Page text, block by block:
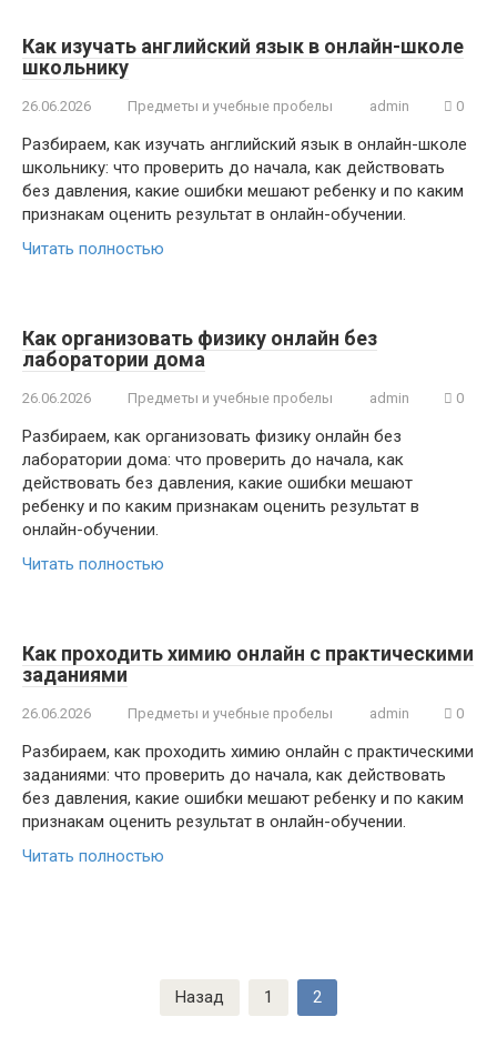
Как изучать английский язык в онлайн-школе
школьнику
26.06.2026 Предметы и учебные пробелы admin 0
Разбираем, как изучать английский язык в онлайн-школе
школьнику: что проверить до начала, как действовать
без давления, какие ошибки мешают ребенку и по каким
признакам оценить результат в онлайн-обучении.
Читать полностью
Как организовать физику онлайн без
лаборатории дома
26.06.2026 Предметы и учебные пробелы admin 0
Разбираем, как организовать физику онлайн без
лаборатории дома: что проверить до начала, как
действовать без давления, какие ошибки мешают
ребенку и по каким признакам оценить результат в
онлайн-обучении.
Читать полностью
Как проходить химию онлайн с практическими
заданиями
26.06.2026 Предметы и учебные пробелы admin 0
Разбираем, как проходить химию онлайн с практическими
заданиями: что проверить до начала, как действовать
без давления, какие ошибки мешают ребенку и по каким
признакам оценить результат в онлайн-обучении.
Читать полностью
Назад 1 2